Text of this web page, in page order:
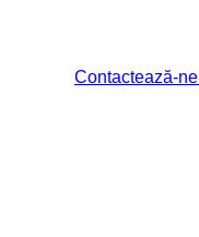
Contactează-ne